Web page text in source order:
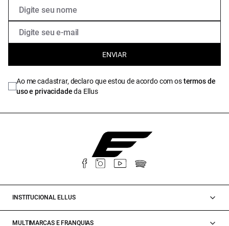
ENVIAR
Ao me cadastrar, declaro que estou de acordo com ostermos de
uso e privacidadeda Ellus
INSTITUCIONAL ELLUS
MULTIMARCAS E FRANQUIAS